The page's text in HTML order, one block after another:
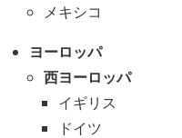
メキシコ
ヨーロッパ
西ヨーロッパ
イギリス
ドイツ